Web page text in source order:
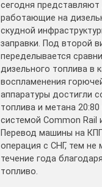
сегодня представляют
работающие на
скудной
заправки. Под второй
переделывается
дизельного топлива в
воспламенения
аппаратуры достигли
топлива и метана
системой Common Rail
Перевод машины на
операция с СНГ, тем не
течение года
топливо.